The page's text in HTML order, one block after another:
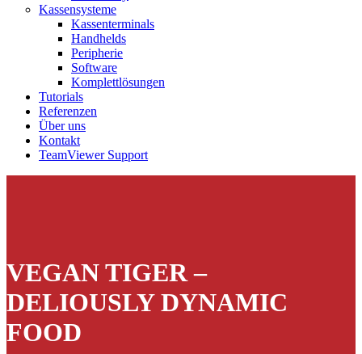
Kassensysteme
Kassenterminals
Handhelds
Peripherie
Software
Komplettlösungen
Tutorials
Referenzen
Über uns
Kontakt
TeamViewer Support
VEGAN TIGER –
DELIOUSLY DYNAMIC
FOOD